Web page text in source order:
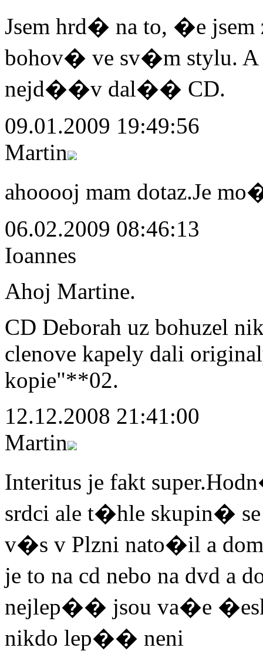
Jsem hrd� na to, �e
bohov� ve sv�m stylu.
nejd��v dal�� CD.
09.01.2009 19:49:56
Martin
ahooooj mam dotaz.Je
06.02.2009 08:46:13
Ioannes
Ahoj Martine.
CD Deborah uz bohuzel
clenove kapely dali
kopie"**02.
12.12.2008 21:41:00
Martin
Interitus je fakt
srdci ale t�hle skupin� se
v�s v Plzni nato�il a
je to na cd nebo na dvd a
nejlep�� jsou va�e
nikdo lep�� neni